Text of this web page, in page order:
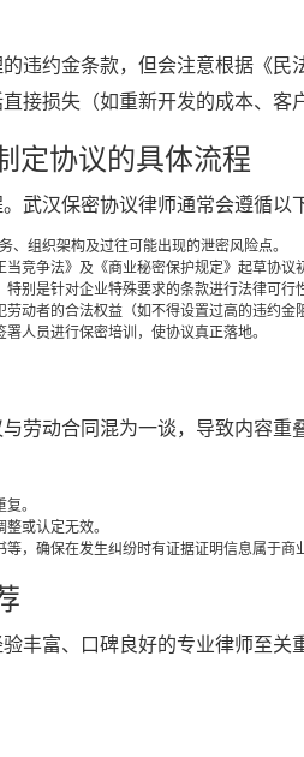
违约金条款，但会注意根据《
接损失（如重新开发的成本、客
定协议的具体流程
武汉保密协议律师通常会遵循以
、组织架构及过往可能出现的泄密风险点。
竞争法》及《商业秘密保护规定》起草协议
别是针对企业特殊要求的条款进行法律可行
动者的合法权益（如不得设置过高的违约金
人员进行保密培训，使协议真正落地。
劳动合同混为一谈，导致内容
。
或认定无效。
，确保在发生纠纷时有证据证明信息属于商
丰富、口碑良好的专业律师至